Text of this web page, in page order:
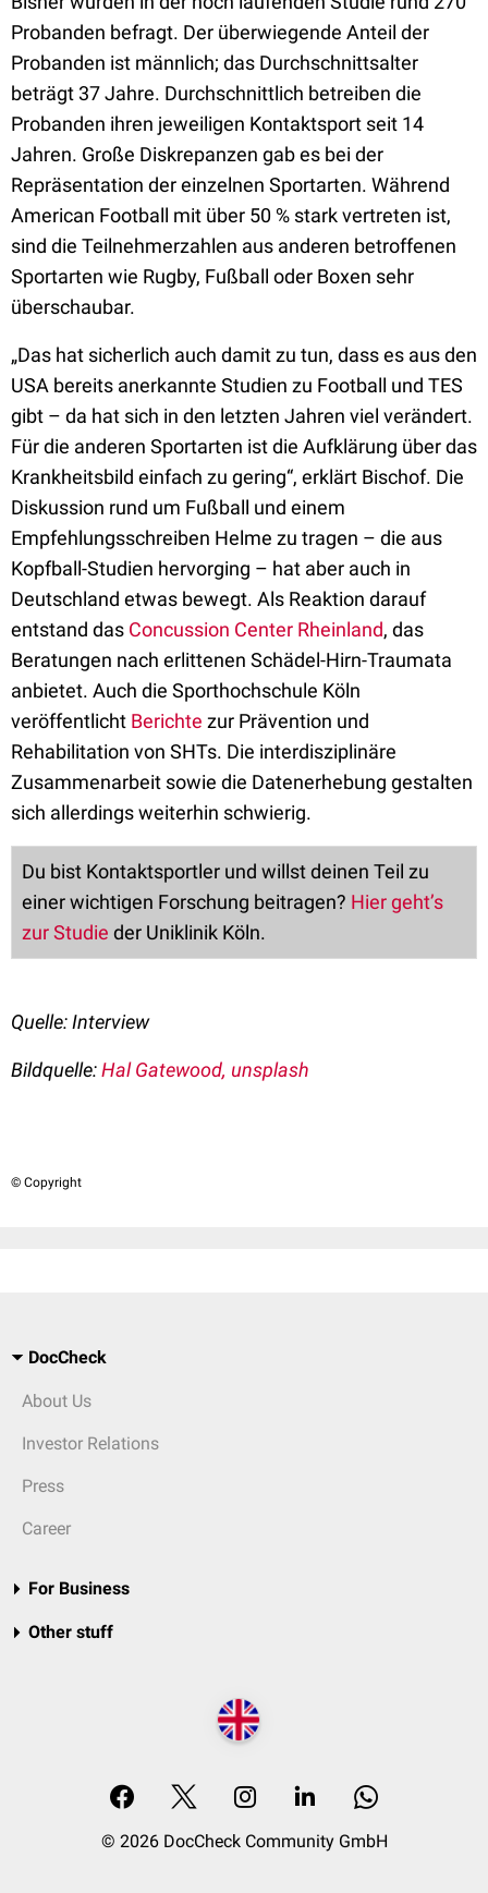
Probanden befragt. Der überwiegende Anteil der
Probanden ist männlich; das Durchschnittsalter
beträgt 37 Jahre. Durchschnittlich betreiben die
Probanden ihren jeweiligen Kontaktsport seit 14
Jahren. Große Diskrepanzen gab es bei der
Repräsentation der einzelnen Sportarten. Während
American Football mit über 50 % stark vertreten ist,
sind die Teilnehmerzahlen aus anderen betroffenen
Sportarten wie Rugby, Fußball oder Boxen sehr
überschaubar.
„Das hat sicherlich auch damit zu tun, dass es aus den
USA bereits anerkannte Studien zu Football und TES
gibt – da hat sich in den letzten Jahren viel verändert.
Für die anderen Sportarten ist die Aufklärung über das
Krankheitsbild einfach zu gering“, erklärt Bischof. Die
Diskussion rund um Fußball und einem
Empfehlungsschreiben Helme zu tragen – die aus
Kopfball-Studien hervorging – hat aber auch in
Deutschland etwas bewegt. Als Reaktion darauf
entstand das Concussion Center Rheinland, das
Beratungen nach erlittenen Schädel-Hirn-Traumata
anbietet. Auch die Sporthochschule Köln
veröffentlicht Berichte zur Prävention und
Rehabilitation von SHTs. Die interdisziplinäre
Zusammenarbeit sowie die Datenerhebung gestalten
sich allerdings weiterhin schwierig.
Du bist Kontaktsportler und willst deinen Teil zu
einer wichtigen Forschung beitragen? Hier geht’s
zur Studie der Uniklinik Köln.
Quelle: Interview
Bildquelle:Hal Gatewood, unsplash
© Copyright
DocCheck
About Us
Investor Relations
Press
Career
For Business
Other stuff
© 2026 DocCheck Community GmbH